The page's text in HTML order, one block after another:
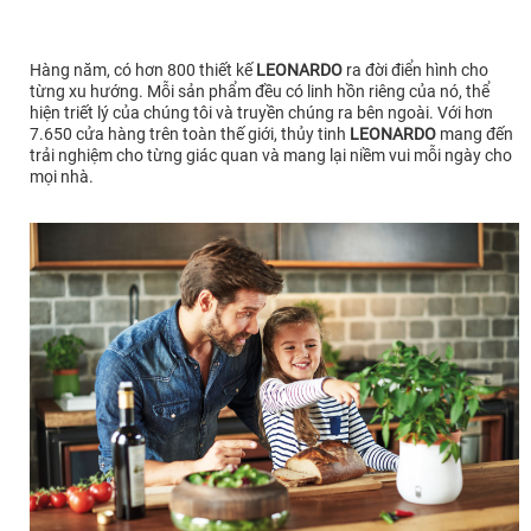
Hàng năm, có hơn 800 thiết kếLEONARDO ra đời điển hình cho
từng xu hướng. Mỗi sản phẩm đều có linh hồn riêng của nó, thể
hiện triết lý của chúng tôi và truyền chúng ra bên ngoài. Với hơn
7.650 cửa hàng trên toàn thế giới, thủy tinh LEONARDO mang đến
trải nghiệm cho từng giác quan và mang lại niềm vui mỗi ngày cho
mọi nhà.